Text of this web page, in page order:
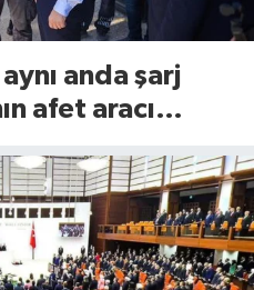
anda şarj
afet aracı